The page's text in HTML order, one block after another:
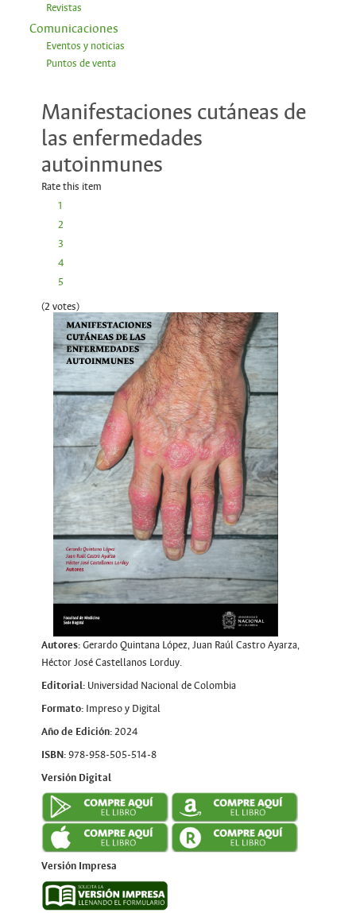
Revistas
Comunicaciones
Eventos y noticias
Puntos de venta
Manifestaciones cutáneas de
las enfermedades
autoinmunes
Rate this item
1
2
3
4
5
(2 votes)
Autores:Gerardo Quintana López, Juan Raúl Castro Ayarza,
Héctor José Castellanos Lorduy.
Editorial: Universidad Nacional de Colombia
Formato:Impreso y Digital
Año de Edición:2024
ISBN:978-958-505-514-8
Versión Digital
Versión Impresa